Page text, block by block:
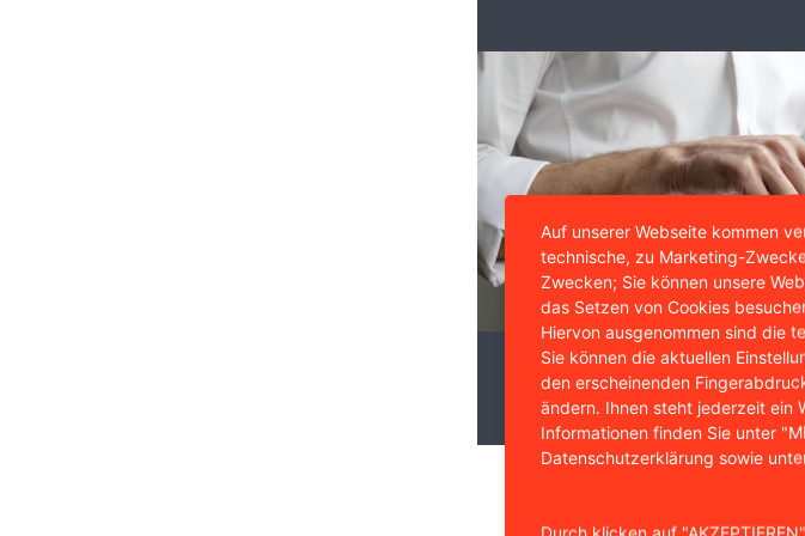
Auf unserer Webseite kommen
technische, zu Marketing-
Zwecken; Sie können unsere
das Setzen von Cookies
Hiervon ausgenommen sind die
Sie können die aktuellen
den erscheinenden
ändern. Ihnen steht jederzeit ein
Informationen finden Sie unter
Datenschutzerklärung sowie